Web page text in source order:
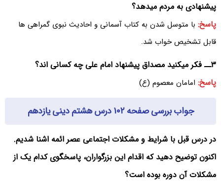
پیشنهادی به مردم میدهد؟
پاسخ: با متوسل شدن به کتاب آسمانی و احادیث نبوی گمراهی ها
قابل تشخیص خواب شد.
۳ــ فکر میکنید مصداق پیشنهاد امام علی چه کسانی اند؟
پاسخ: امامان معصوم (ع)
جواب بررسی صفحه ۱۰۲ درس هشتم دینی یازدهم
در درس قبل با شرایط و مشکلات اجتماعی عصر ائمه اشنا شدیم.
اکنون توضیح دهید که اقدام این بزرگواران، پاسخگوی کدام یک از
مشکلات آن دوره بوده است؟